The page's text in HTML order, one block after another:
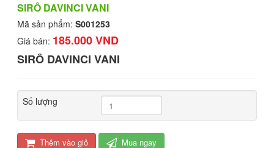
SIRÔ DAVINCI VANI
Mã sản phẩm: S001253
Giá bán: 185.000 VND
SIRÔ DAVINCI VANI
Số lượng
Thêm vào giỏ Mua ngay